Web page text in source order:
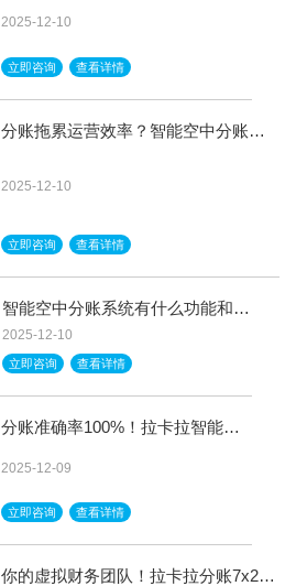
2025-12-10
立即咨询 查看详情
分账拖累运营效率？智能空中分账让
2025-12-10
立即咨询 查看详情
智能空中分账系统有什么功能和特
2025-12-10
立即咨询 查看详情
分账准确率100%！拉卡拉智能分
2025-12-09
立即咨询 查看详情
你的虚拟财务团队！拉卡拉分账7x24